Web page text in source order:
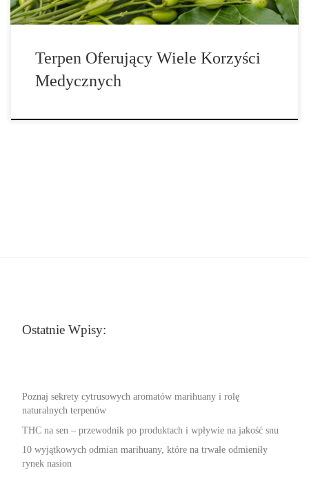
Terpen Oferujący Wiele Korzyści
Medycznych
Ostatnie Wpisy:
Poznaj sekrety cytrusowych aromatów marihuany i rolę
naturalnych terpenów
THC na sen – przewodnik po produktach i wpływie na jakość snu
10 wyjątkowych odmian marihuany, które na trwałe odmieniły
rynek nasion